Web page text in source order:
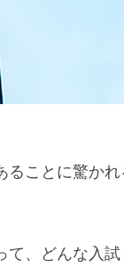
ことに驚かれ
、どんな入